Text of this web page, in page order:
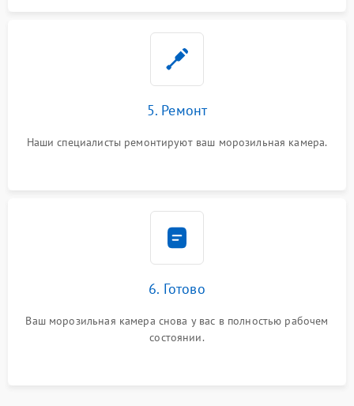
5. Ремонт
Наши специалисты ремонтируют ваш морозильная камера.
6. Готово
Ваш морозильная камера снова у вас в полностью рабочем
состоянии.